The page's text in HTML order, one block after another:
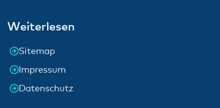
Weiterlesen
Sitemap
Impressum
Datenschutz